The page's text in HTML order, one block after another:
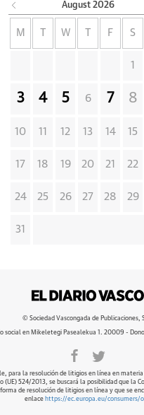
August 2026
M W F S
1
3 4 5 6 7 8
10 11 12 13 14 15
17 18 19 20 21 22
24 25 26 27 28 29
31
© Sociedad Vascongada de Publicaciones,
social en Mikeletegi Pasealekua 1. 20009 -
para la resolución de litigios en línea en
(UE) 524/2013, se buscará la posibilidad que la
de resolución de litigios en línea y que se
enlace https://ec.europa.eu/consumers/